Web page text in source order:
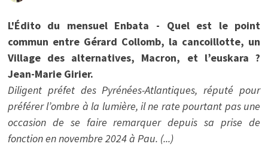
L'Édito du mensuel Enbata - Quel est le point
commun entre Gérard Collomb, la cancoillotte, un
Village des alternatives, Macron, et l’euskara ?
Jean-Marie Girier.
Diligent préfet des Pyrénées-Atlantiques, réputé pour
préférer l’ombre à la lumière, il ne rate pourtant pas une
occasion de se faire remarquer depuis sa prise de
fonction en novembre 2024 à Pau. (...)